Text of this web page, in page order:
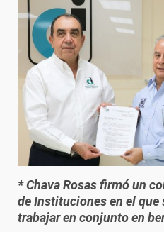
* Chava Rosas firmó un
de Instituciones en el que
trabajar en conjunto en